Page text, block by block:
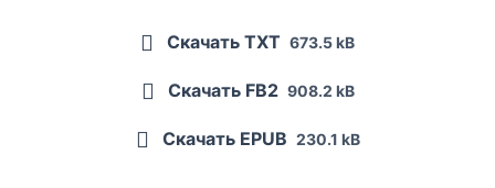
Скачать TXT 673.5 kB
Скачать FB2 908.2 kB
Скачать EPUB 230.1 kB